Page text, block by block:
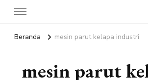
Beranda mesin parut kelapa industri
mesin parut